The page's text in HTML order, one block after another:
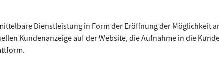
Dienstleistung in Form der Eröffnung der Möglichkeit
Kundenanzeige auf der Website, die Aufnahme in die